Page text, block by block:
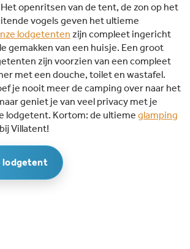
openritsen van de tent, de zon op het
vogels geven het ultieme
lodgetenten zijn compleet ingericht
gemakken van een huisje. Een groot
zijn voorzien van een compleet
met een douche, toilet en wastafel.
je nooit meer de camping over naar het
geniet je van veel privacy met je
lodgetent. Kortom: de ultieme glamping
Villatent!
lodgetent